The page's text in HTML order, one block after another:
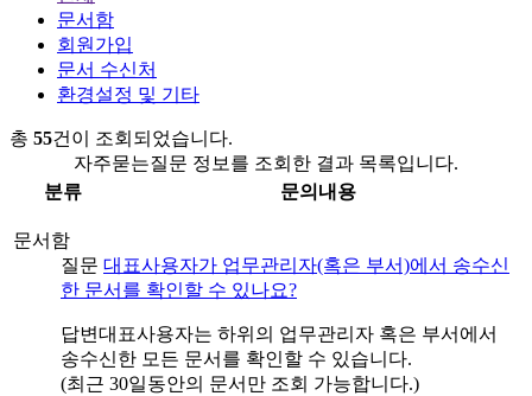
문서함
회원가입
문서 수신처
환경설정 및 기타
총 55건이 조회되었습니다.
자주묻는질문 정보를 조회한 결과 목록입니다.
분류
문의내용
문서함
질문 대표사용자가 업무관리자(혹은 부서)에서 송수신
한 문서를 확인할 수 있나요?
답변대표사용자는 하위의 업무관리자 혹은 부서에서
송수신한 모든 문서를 확인할 수 있습니다.
(최근 30일동안의 문서만 조회 가능합니다.)